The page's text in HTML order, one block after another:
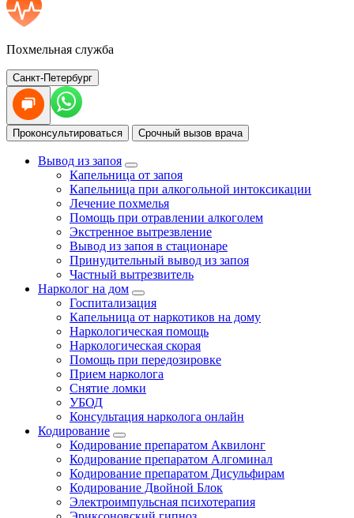
Похмельная служба
Санкт-Петербург
Проконсультироваться Срочный вызов врача
Вывод из запоя
Капельница от запоя
Капельница при алкогольной интоксикации
Лечение похмелья
Помощь при отравлении алкоголем
Экстренное вытрезвление
Вывод из запоя в стационаре
Принудительный вывод из запоя
Частный вытрезвитель
Нарколог на дом
Госпитализация
Капельница от наркотиков на дому
Наркологическая помощь
Наркологическая скорая
Помощь при передозировке
Прием нарколога
Снятие ломки
УБОД
Консультация нарколога онлайн
Кодирование
Кодирование препаратом Аквилонг
Кодирование препаратом Алгоминал
Кодирование препаратом Дисульфирам
Кодирование Двойной Блок
Электроимпульсная психотерапия